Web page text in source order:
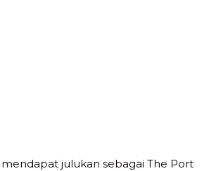
julukan sebagai The Port